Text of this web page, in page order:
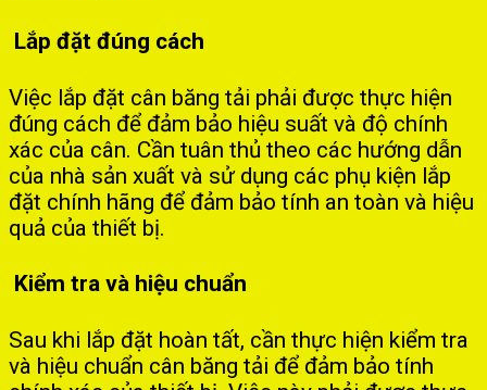
Lắp đặt đúng cách
Việc lắp đặt cân băng tải phải được thực hiện
đúng cách để đảm bảo hiệu suất và độ chính
xác của cân. Cần tuân thủ theo các hướng dẫn
của nhà sản xuất và sử dụng các phụ kiện lắp
đặt chính hãng để đảm bảo tính an toàn và hiệu
quả của thiết bị.
Kiểm tra và hiệu chuẩn
Sau khi lắp đặt hoàn tất, cần thực hiện kiểm tra
và hiệu chuẩn cân băng tải để đảm bảo tính